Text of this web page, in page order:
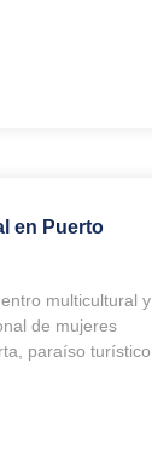
en Puerto
multicultural y
de mujeres
paraíso turístico